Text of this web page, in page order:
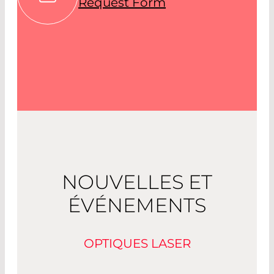
NOUVELLES ET
ÉVÉNEMENTS
OPTIQUES LASER